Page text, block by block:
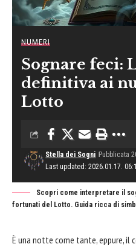
NUMERI
Sognare feci:
definitiva ai
Lotto
Last updated: 2026.01.17.
Stella dei Sogni Pubblicata
Scopri come interpretare il
fortunati del Lotto. Guida ricca di
È una notte come tante, eppure, il